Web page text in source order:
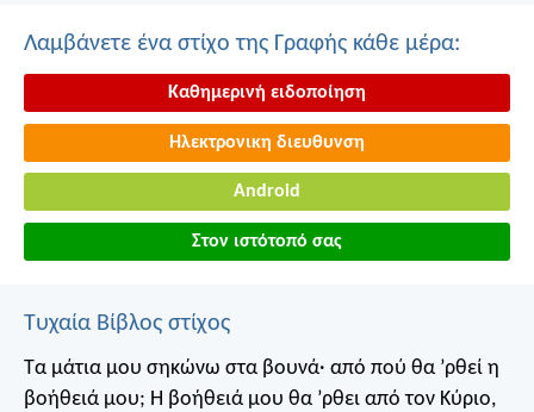
Λαμβάνετε ένα στίχο της Γραφής κάθε μέρα:
Καθημερινή ειδοποίηση
Ηλεκτρονικη διευθυνση
Android
Στον ιστότοπό σας
Τυχαία Βίβλος στίχος
Τα μάτια μου σηκώνω στα βουνά· από πού θα ’ρθεί η
βοήθειά μου; Η βοήθειά μου θα ’ρθει από τον Κύριο,